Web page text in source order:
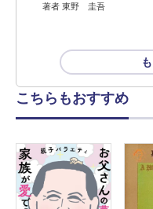
著者 東野 圭吾
こちらもおすすめ